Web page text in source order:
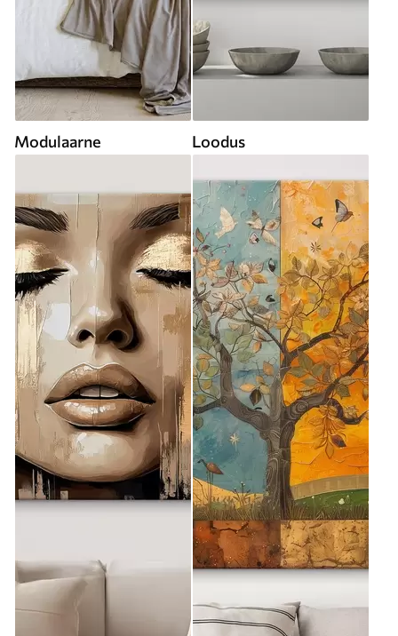
Modulaarne Loodus